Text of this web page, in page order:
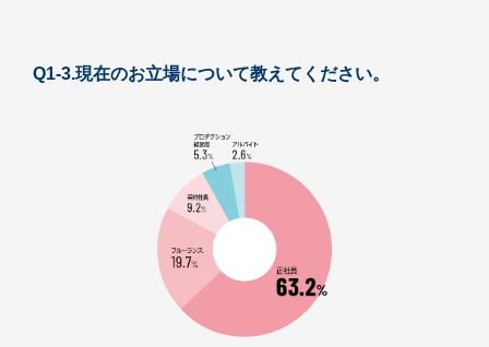
Q1-3.現在のお立場について教えてください。